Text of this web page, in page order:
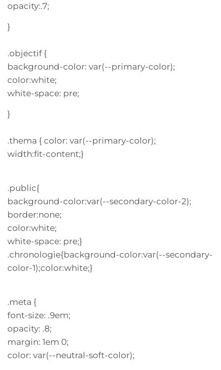
opacity:.7;
}
.objectif {
background-color: var(--primary-color);
color:white;
white-space: pre;
}
.thema { color: var(--primary-color);
width:fit-content;}
.public{
background-color:var(--secondary-color-2);
border:none;
color:white;
white-space: pre;}
.chronologie{background-color:var(--secondary-
color-1);color:white;}
.meta {
font-size: .9em;
opacity: .8;
margin: 1em 0;
color: var(--neutral-soft-color);